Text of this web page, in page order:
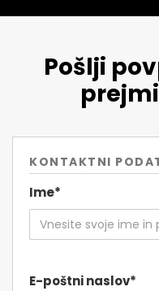
Pošlji
KONTAKTNI
Ime*
E-poštni naslov*